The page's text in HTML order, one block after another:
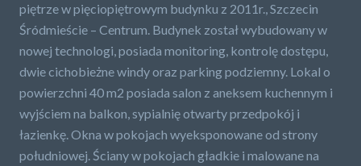
piętrze w pięciopiętrowym budynku z 2011r., Szczecin
Śródmieście – Centrum. Budynek został wybudowany w
nowej technologi, posiada monitoring, kontrolę dostępu,
dwie cichobieżne windy oraz parking podziemny. Lokal o
powierzchni 40 m2 posiada salon z aneksem kuchennym i
wyjściem na balkon, sypialnię otwarty przedpokój i
łazienkę. Okna w pokojach wyeksponowane od strony
południowej. Ściany w pokojach gładkie i malowane na